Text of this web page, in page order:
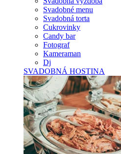
Svadobné menu
Svadobná torta
Cukrovinky
Candy bar
Fotograf
Kameraman
Dj
SVADOBNÁ HOSTINA